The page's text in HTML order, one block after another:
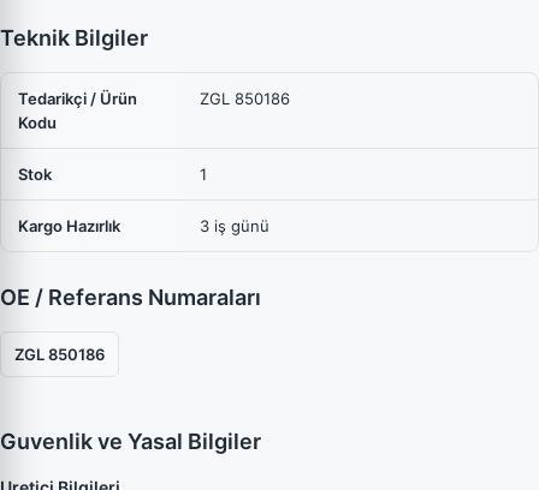
Teknik Bilgiler
Tedarikçi / Ürün
Kodu
ZGL 850186
Stok 1
Kargo Hazırlık 3 iş günü
OE / Referans Numaraları
ZGL 850186
Guvenlik ve Yasal Bilgiler